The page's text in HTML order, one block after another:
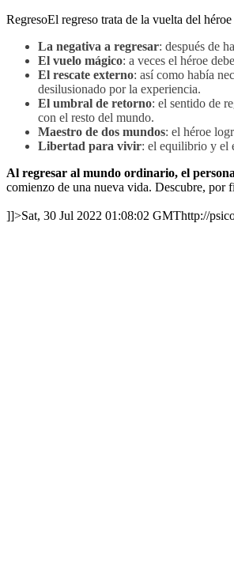
RegresoEl regreso trata de la vuelta del
La negativa a regresar: después de
El vuelo mágico: a veces el héroe
El rescate externo: así como había
desilusionado por la experiencia.
El umbral de retorno: el sentido de
con el resto del mundo.
Maestro de dos mundos: el héroe
Libertad para vivir: el equilibrio y el
Al regresar al mundo ordinario, el
comienzo de una nueva vida. Descubre, por
]]>Sat, 30 Jul 2022 01:08:02 GMThttp://